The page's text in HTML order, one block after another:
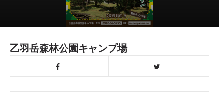
乙羽岳森林公園キャンプ場